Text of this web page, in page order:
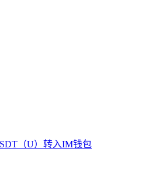
（U）转入IM钱包